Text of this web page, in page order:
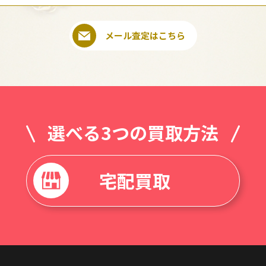
メール査定はこちら
選べる3つの買取方法
宅配買取